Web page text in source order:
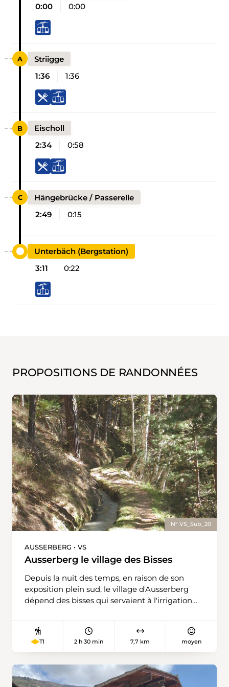
0:00
0:00
Striigge
1:36
1:36
Eischoll
2:34
0:58
Hängebrücke / Passerelle
2:49
0:15
Unterbäch (Bergstation)
3:11
0:22
PROPOSITIONS DE RANDONNÉES
N° VS_Sub_20
AUSSERBERG • VS
Ausserberg le village des Bisses
Depuis la nuit des temps, en raison de son
exposition plein sud, le village d'Ausserberg
dépend des bisses qui servaient à l'irrigation
touristes, sont un signe de reconnaissance
pour cette communauté et Ausserberg
gare d'Ausserberg, nous empruntons le large
chemin à droite du buffet de la gare,
T1 2 h 30 min 7,7 km moyen